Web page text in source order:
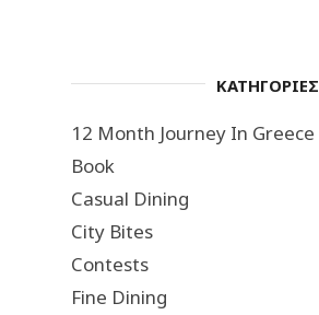
ΚΑΤΗΓΟΡΙΕΣ
12 Month Journey In Greece
Book
Casual Dining
City Bites
Contests
Fine Dining